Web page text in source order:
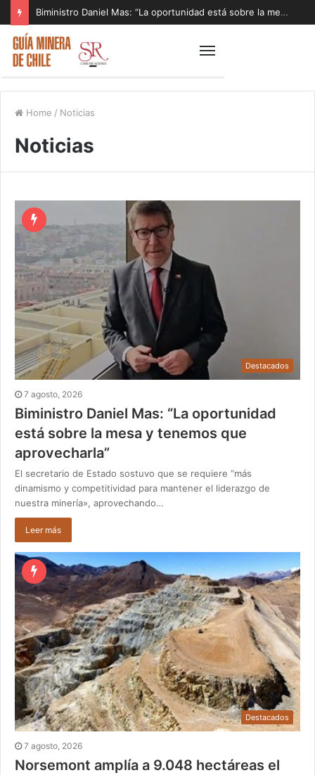
Biministro Daniel Mas: “La oportunidad está sobre la mesa y tenemos que aprovecharla”
Home / Noticias
Noticias
Destacados
7 agosto, 2026
Biministro Daniel Mas: “La oportunidad
está sobre la mesa y tenemos que
aprovecharla”
El secretario de Estado sostuvo que se requiere “más
dinamismo y competitividad para mantener el liderazgo de
nuestra minería», aprovechando…
Leer más
Destacados
7 agosto, 2026
Norsemont amplía a 9.048 hectáreas el